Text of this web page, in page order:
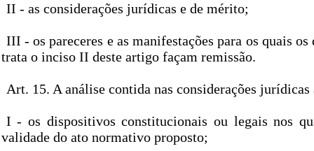
II - as considerações jurídicas e de mérito;
III - os pareceres e as manifestações para os quais os
trata o inciso II deste artigo façam remissão.
Art. 15. A análise contida nas considerações jurídicas
I - os dispositivos constitucionais ou legais nos
validade do ato normativo proposto;